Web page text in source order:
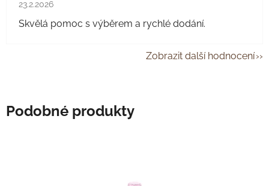
23.2.2026
Skvělá pomoc s výběrem a rychlé dodání.
Zobrazit další hodnocení
Podobné produkty